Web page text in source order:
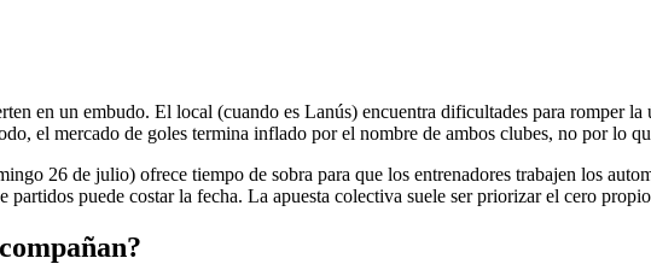
en un embudo. El local (cuando es Lanús) encuentra dificultades para romper
el mercado de goles termina inflado por el nombre de ambos clubes, no por lo
26 de julio) ofrece tiempo de sobra para que los entrenadores trabajen los
puede costar la fecha. La apuesta colectiva suele ser priorizar el cero